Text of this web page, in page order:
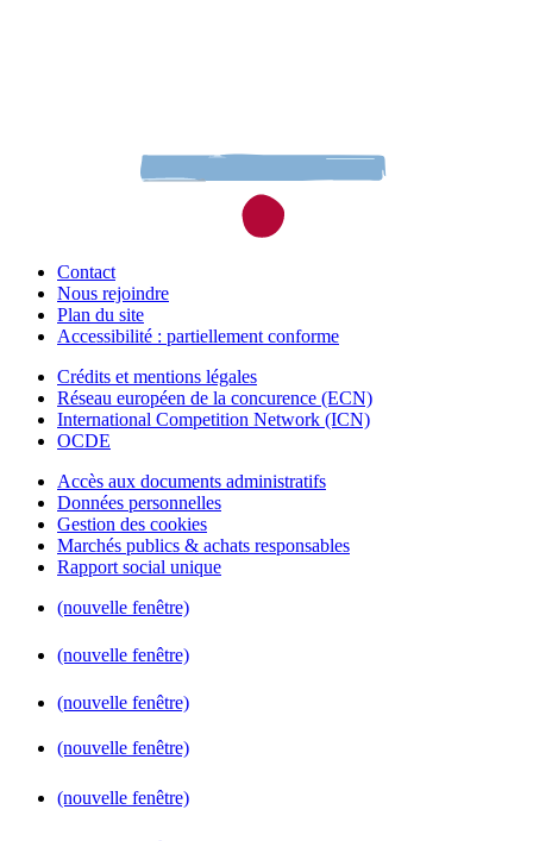
Contact
Nous rejoindre
Plan du site
Accessibilité : partiellement conforme
Crédits et mentions légales
Réseau européen de la concurence (ECN)
International Competition Network (ICN)
OCDE
Accès aux documents administratifs
Données personnelles
Gestion des cookies
Marchés publics & achats responsables
Rapport social unique
(nouvelle fenêtre)
(nouvelle fenêtre)
(nouvelle fenêtre)
(nouvelle fenêtre)
(nouvelle fenêtre)